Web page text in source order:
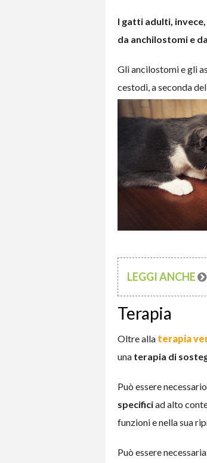
I gatti adulti,
da anchilostomi e
Gli ancilostomi e gli
cestodi, a seconda
LEGGI ANCHE
Terapia
Oltre alla terapia
una terapia di
Può essere necessario
specificiad alto
funzioni e nella sua
Può essere